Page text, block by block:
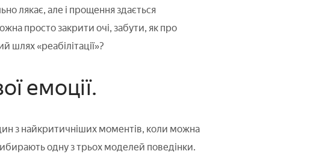
лякає, але і прощення здається
просто закрити очі, забути, як про
«реабілітації»?
емоції.
з найкритичніших моментів, коли можна
одну з трьох моделей поведінки.